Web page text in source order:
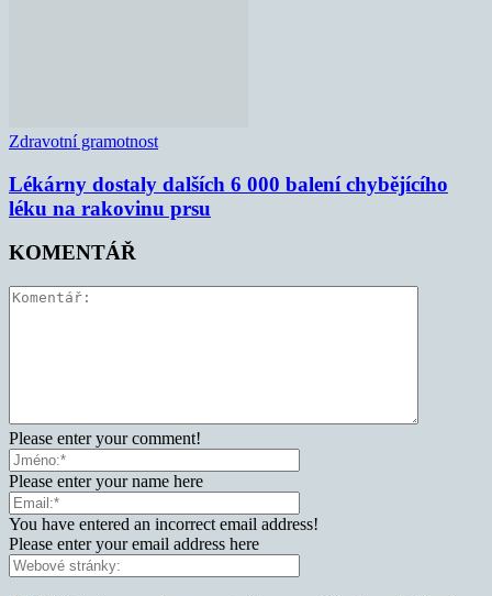
Zdravotní gramotnost
Lékárny dostaly dalších 6 000 balení chybějícího
léku na rakovinu prsu
KOMENTÁŘ
Please enter your comment!
Please enter your name here
You have entered an incorrect email address!
Please enter your email address here